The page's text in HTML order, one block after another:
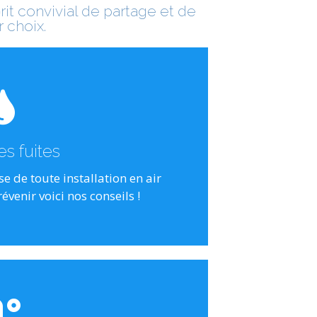
convivial de partage et de
choix.
fuites
de toute installation en air
voici nos conseils !
de production. Pour
intense, ce qui entraîne des